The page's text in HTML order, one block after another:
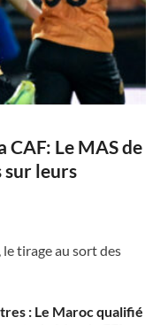
CAF: Le MAS de
sur leurs
le tirage au sort des
: Le Maroc qualifié